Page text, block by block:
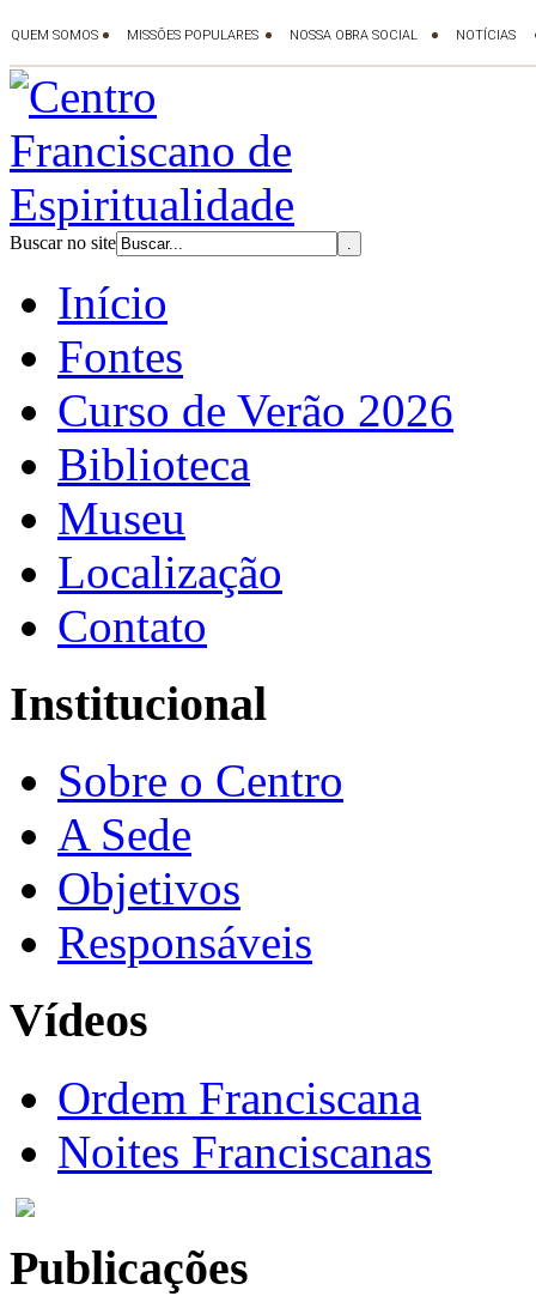
Buscar no site
Início
Fontes
Curso de Verão 2026
Biblioteca
Museu
Localização
Contato
Institucional
Sobre o Centro
A Sede
Objetivos
Responsáveis
Vídeos
Ordem Franciscana
Noites Franciscanas
Publicações